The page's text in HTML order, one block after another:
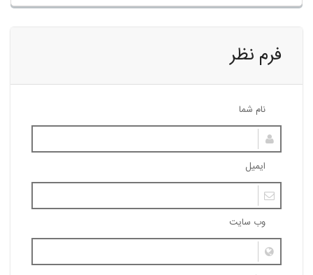
فرم نظر
نام شما
ایمیل
وب سایت